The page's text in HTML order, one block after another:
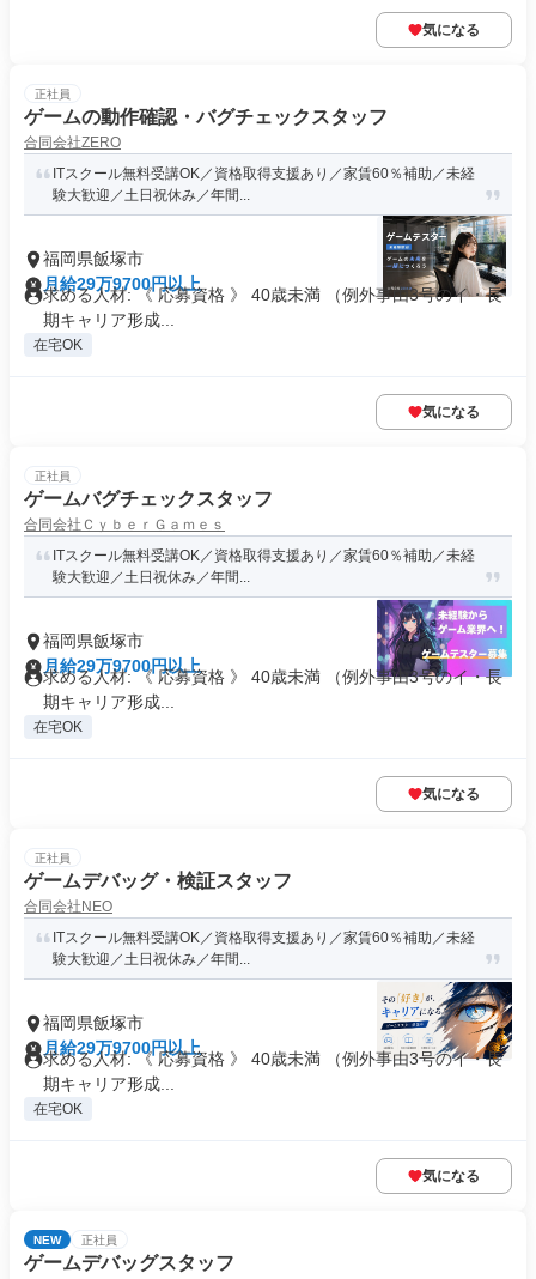
気になる
正社員
ゲームの動作確認・バグチェックスタッフ
合同会社ZERO
ITスクール無料受講OK／資格取得支援あり／家賃60％補助／未経
験大歓迎／土日祝休み／年間...
福岡県飯塚市
月給29万9700円以上
求める人材: 《 応募資格 》 40歳未満 （例外事由3号のイ・長
期キャリア形成...
在宅OK
気になる
正社員
ゲームバグチェックスタッフ
合同会社ＣｙｂｅｒＧａｍｅｓ
ITスクール無料受講OK／資格取得支援あり／家賃60％補助／未経
験大歓迎／土日祝休み／年間...
福岡県飯塚市
月給29万9700円以上
求める人材: 《 応募資格 》 40歳未満 （例外事由3号のイ・長
期キャリア形成...
在宅OK
気になる
正社員
ゲームデバッグ・検証スタッフ
合同会社NEO
ITスクール無料受講OK／資格取得支援あり／家賃60％補助／未経
験大歓迎／土日祝休み／年間...
福岡県飯塚市
月給29万9700円以上
求める人材: 《 応募資格 》 40歳未満 （例外事由3号のイ・長
期キャリア形成...
在宅OK
気になる
NEW 正社員
ゲームデバッグスタッフ